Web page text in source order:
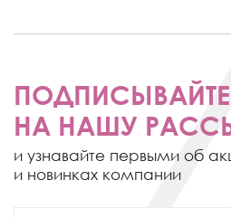
НА НАШУ
и узнавайте первыми об
и новинках компании